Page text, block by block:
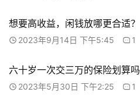
想要高收益，闲钱放哪更合适？
2023年9月14日 下午5:45 1
六十岁一次交三万的保险划算
2023年5月30日 下午2:25 1